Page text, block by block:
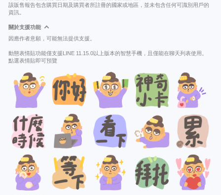
該販售報告包含購買日期及購買者所註冊的國家或地區，並未包含任何可識別用戶的
資訊。
關於支援功能
因應作者意願，可能無法提供支援。
動態表情貼功能僅支援LINE 11.15.0以上版本的智慧手機，且僅能在聊天列表使用。
點選表情貼即可預覽